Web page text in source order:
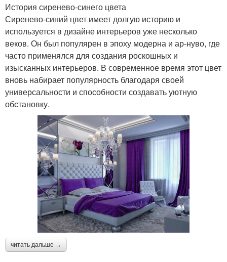
История сиренево-синего цвета
Сиренево-синий цвет имеет долгую историю и
используется в дизайне интерьеров уже несколько
веков. Он был популярен в эпоху модерна и ар-нуво, где
часто применялся для создания роскошных и
изысканных интерьеров. В современное время этот цвет
вновь набирает популярность благодаря своей
универсальности и способности создавать уютную
обстановку.
читать дальше →